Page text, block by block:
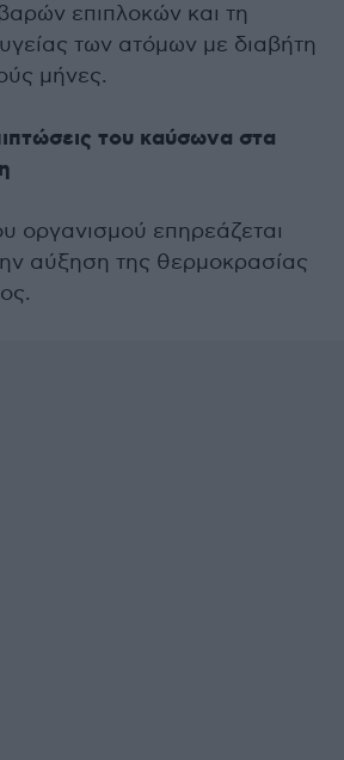
επιπλοκών και τη
των ατόμων με διαβήτη
μήνες.
του καύσωνα στα
οργανισμού επηρεάζεται
αύξηση της θερμοκρασίας